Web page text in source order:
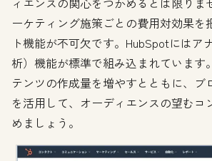
ーケティング施策ごとの費用対効果を
ト機能が不可欠です。HubSpotにはア
析）機能が標準で組み込まれています
テンツの作成量を増やすとともに、ブ
を活用して、オーディエンスの望むコ
めましょう。